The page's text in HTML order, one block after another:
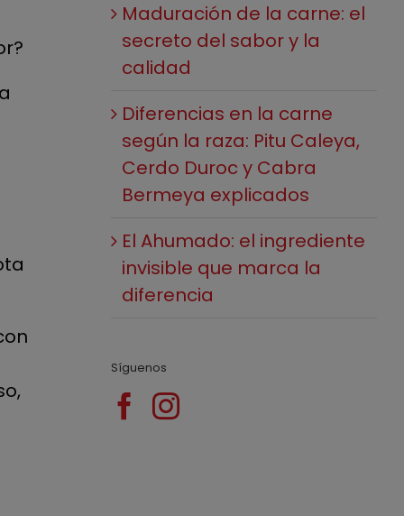
Maduración de la carne: el
secreto del sabor y la
calidad
Diferencias en la carne
según la raza: Pitu Caleya,
Cerdo Duroc y Cabra
Bermeya explicados
El Ahumado: el ingrediente
invisible que marca la
diferencia
Síguenos